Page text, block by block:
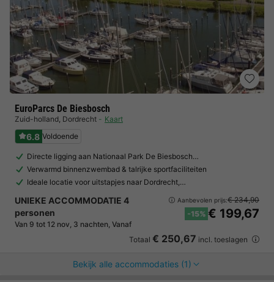
EuroParcs De Biesbosch
Zuid-holland, Dordrecht Kaart
6.8 Voldoende
Directe ligging aan Nationaal Park De Biesbosch…
Verwarmd binnenzwembad & talrijke sportfaciliteiten
Ideale locatie voor uitstapjes naar Dordrecht,…
UNIEKE ACCOMMODATIE 4
personen
Van 9 tot 12 nov, 3 nachten, Vanaf
Aanbevolen prijs:€ 234,90
-15% € 199,67
Totaal € 250,67 incl. toeslagen
Bekijk alle accommodaties (1)